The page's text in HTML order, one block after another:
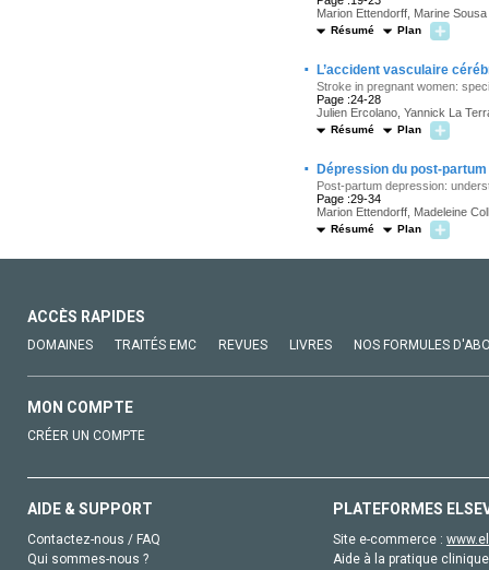
Marion Ettendorff, Marine Sousa
Résumé Plan
· L’accident vasculaire
Stroke in pregnant women:
Page :24-28
Julien Ercolano, Yannick La
Résumé Plan
· Dépression du post-
Post-partum depression:
Page :29-34
Marion Ettendorff, Madeleine
Résumé Plan
ACCÈS RAPIDES
DOMAINES TRAITÉS EMC REVUES LIVRES NOS FORMULES
MON COMPTE
CRÉER UN COMPTE
AIDE & SUPPORT
Contactez-nous / FAQ
Qui sommes-nous ?
PLATEFORMES
Site e-commerce :
Aide à la pratique